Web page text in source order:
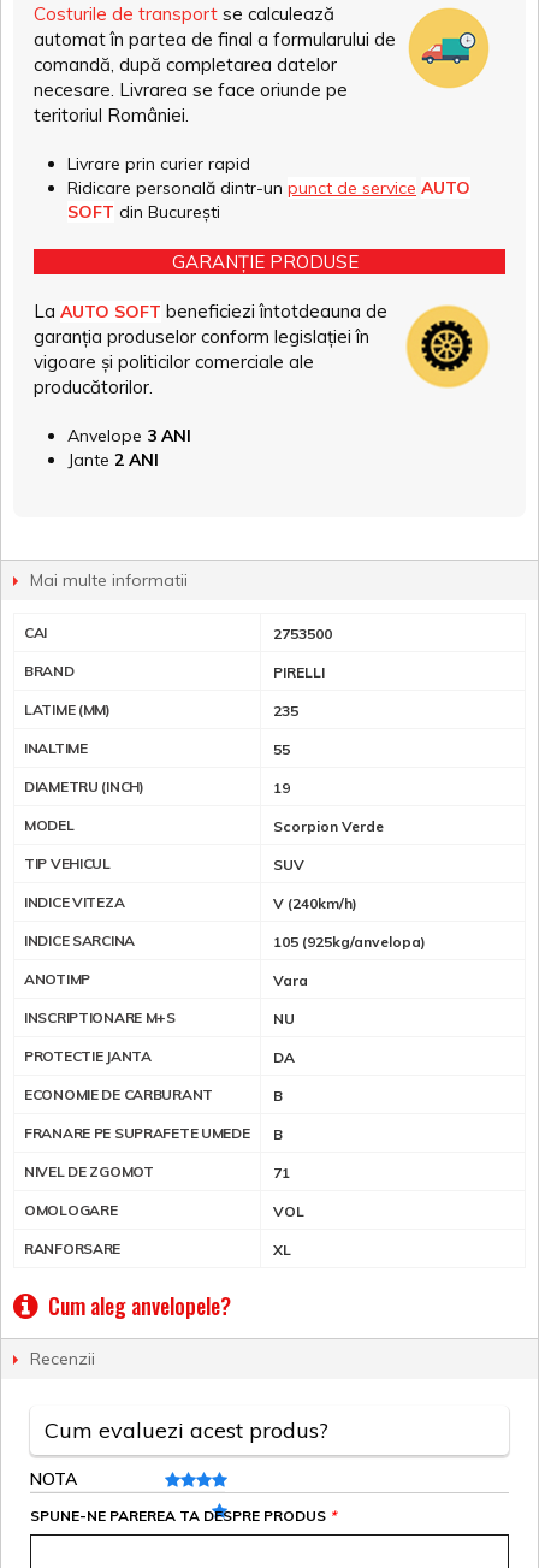
Costurile de transport se calculează
automat în partea de final a formularului de
comandă, după completarea datelor
necesare. Livrarea se face oriunde pe
teritoriul României.
Livrare prin curier rapid
Ridicare personală dintr-un punct de service AUTO
SOFT din București
GARANȚIE PRODUSE
La AUTO SOFT beneficiezi întotdeauna de
garanția produselor conform legislației în
vigoare și politicilor comerciale ale
producătorilor.
Anvelope 3 ANI
Jante 2 ANI
Mai multe informatii
CAI 2753500
BRAND PIRELLI
LATIME (MM) 235
INALTIME 55
DIAMETRU (INCH) 19
MODEL Scorpion Verde
TIP VEHICUL SUV
INDICE VITEZA V (240km/h)
INDICE SARCINA 105 (925kg/anvelopa)
ANOTIMP Vara
INSCRIPTIONARE M+S NU
PROTECTIE JANTA DA
ECONOMIE DE CARBURANT B
FRANARE PE SUPRAFETE UMEDE B
NIVEL DE ZGOMOT 71
OMOLOGARE VOL
RANFORSARE XL
Cum aleg anvelopele?
Recenzii
Cum evaluezi acest produs?
NOTA
*
SPUNE-NE PAREREA TA DESPRE PRODUS